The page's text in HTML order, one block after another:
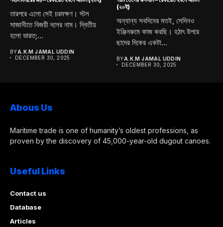
তারপরে এলো সেই চরমক্ষণ। স্টল
সাজানীতে বিজয়ী দলের নাম। দ্বিতীয়
হলো ভারত;...
BYA.K.M JAMAL UDDIN
DECEMBER 30, 2025
(২০ই)
অন্যান্য সবদিনের মতই, সেদিনও
ইঞ্জিনরুমে কাজ করছি। হঠাৎ উপরে
ছাদের দিকের একটা...
BYA.K.M JAMAL UDDIN
DECEMBER 30, 2025
Abous Us
Maritime trade is one of humanity’s oldest professions, as
proven by the discovery of 45,000-year-old dugout canoes.
Useful Links
Contact us
Database
Articles